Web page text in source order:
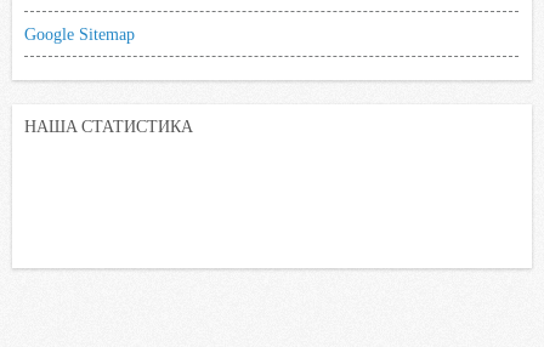
Google Sitemap
НАША СТАТИСТИКА